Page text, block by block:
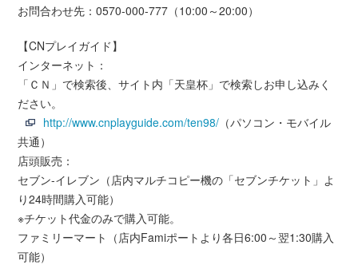
お問合わせ先：0570-000-777（10:00～20:00）
【CNプレイガイド】
インターネット：
「ＣＮ」で検索後、サイト内「天皇杯」で検索しお申し込みく
ださい。
http://www.cnplayguide.com/ten98/ （パソコン・モバイル
共通）
店頭販売：
セブン-イレブン（店内マルチコピー機の「セブンチケット」よ
り24時間購入可能）
※チケット代金のみで購入可能。
ファミリーマート（店内Famiポートより各日6:00～翌1:30購入
可能）